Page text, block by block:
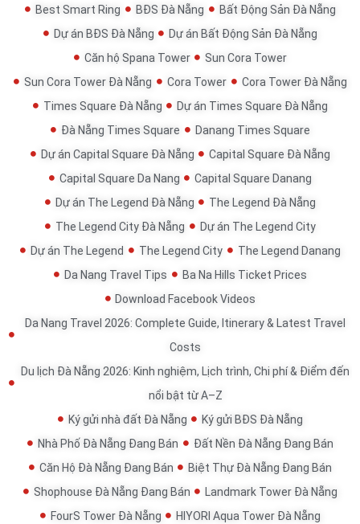
Best Smart Ring
BĐS Đà Nẵng
Bất Động Sản Đà Nẵng
Dự án BĐS Đà Nẵng
Dự án Bất Động Sản Đà Nẵng
Căn hộ Spana Tower
Sun Cora Tower
Sun Cora Tower Đà Nẵng
Cora Tower
Cora Tower Đà Nẵng
Times Square Đà Nẵng
Dự án Times Square Đà Nẵng
Đà Nẵng Times Square
Danang Times Square
Dự án Capital Square Đà Nẵng
Capital Square Đà Nẵng
Capital Square Da Nang
Capital Square Danang
Dự án The Legend Đà Nẵng
The Legend Đà Nẵng
The Legend City Đà Nẵng
Dự án The Legend City
Dự án The Legend
The Legend City
The Legend Danang
Da Nang Travel Tips
Ba Na Hills Ticket Prices
Download Facebook Videos
Da Nang Travel 2026: Complete Guide, Itinerary & Latest Travel
Costs
Du lịch Đà Nẵng 2026: Kinh nghiệm, Lịch trình, Chi phí & Điểm đến
nổi bật từ A–Z
Ký gửi nhà đất Đà Nẵng
Ký gửi BĐS Đà Nẵng
Nhà Phố Đà Nẵng Đang Bán
Đất Nền Đà Nẵng Đang Bán
Căn Hộ Đà Nẵng Đang Bán
Biệt Thự Đà Nẵng Đang Bán
Shophouse Đà Nẵng Đang Bán
Landmark Tower Đà Nẵng
FourS Tower Đà Nẵng
HIYORI Aqua Tower Đà Nẵng